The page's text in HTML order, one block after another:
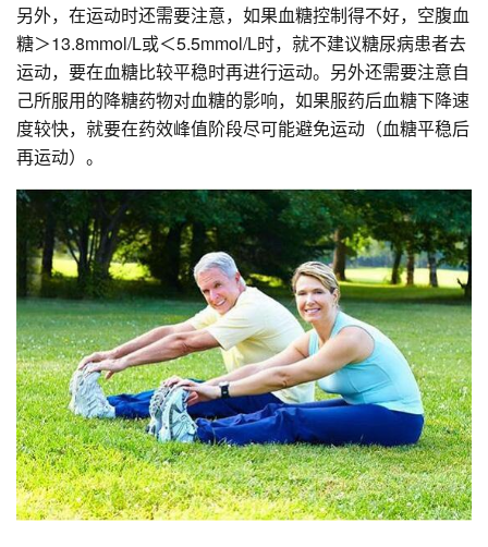
另外，在运动时还需要注意，如果血糖控制得不好，空腹血
糖＞13.8mmol/L或＜5.5mmol/L时，就不建议糖尿病患者去
运动，要在血糖比较平稳时再进行运动。另外还需要注意自
己所服用的降糖药物对血糖的影响，如果服药后血糖下降速
度较快，就要在药效峰值阶段尽可能避免运动（血糖平稳后
再运动）。